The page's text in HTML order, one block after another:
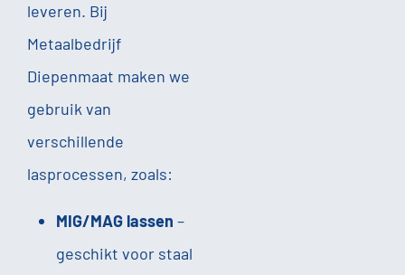
leveren. Bij
Metaalbedrijf
Diepenmaat maken we
gebruik van
verschillende
lasprocessen, zoals:
MIG/MAG lassen –
geschikt voor staal